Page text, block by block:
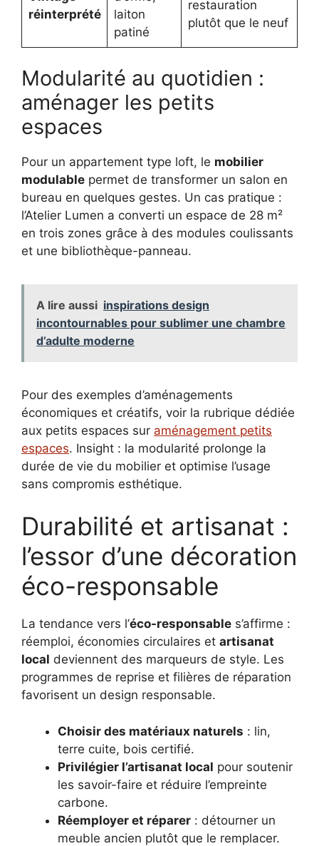
réinterprété
laiton
patiné
restauration
plutôt que le neuf
Modularité au quotidien :
aménager les petits
espaces
Pour un appartement type loft, le mobilier
modulable permet de transformer un salon en
bureau en quelques gestes. Un cas pratique :
l’Atelier Lumen a converti un espace de 28 m²
en trois zones grâce à des modules coulissants
et une bibliothèque-panneau.
A lire aussi inspirations design
incontournables pour sublimer une chambre
d’adulte moderne
Pour des exemples d’aménagements
économiques et créatifs, voir la rubrique dédiée
aux petits espaces sur aménagement petits
espaces. Insight : la modularité prolonge la
durée de vie du mobilier et optimise l’usage
sans compromis esthétique.
Durabilité et artisanat :
l’essor d’une décoration
éco-responsable
La tendance vers l’éco-responsable s’affirme :
réemploi, économies circulaires et artisanat
local deviennent des marqueurs de style. Les
programmes de reprise et filières de réparation
favorisent un design responsable.
Choisir des matériaux naturels : lin,
terre cuite, bois certifié.
Privilégier l’artisanat local pour soutenir
les savoir-faire et réduire l’empreinte
carbone.
Réemployer et réparer : détourner un
meuble ancien plutôt que le remplacer.